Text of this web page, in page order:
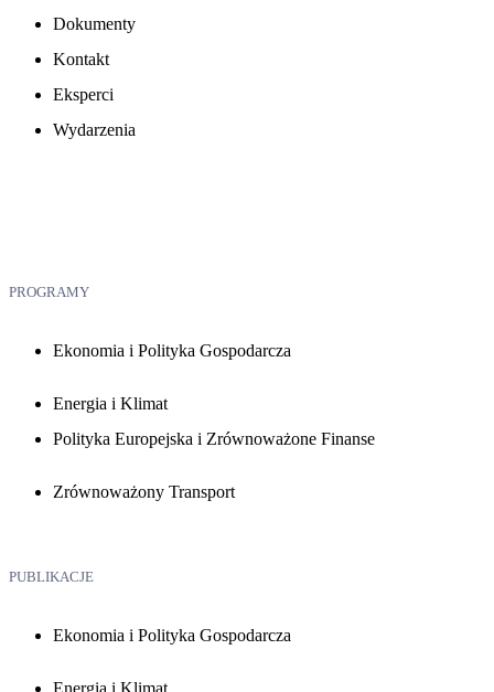
Dokumenty
Kontakt
Eksperci
Wydarzenia
PROGRAMY
Ekonomia i Polityka Gospodarcza
Energia i Klimat
Polityka Europejska i Zrównoważone Finanse
Zrównoważony Transport
PUBLIKACJE
Ekonomia i Polityka Gospodarcza
Energia i Klimat